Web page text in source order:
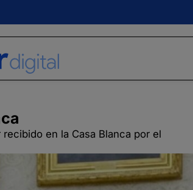
en la Casa Blanca por el